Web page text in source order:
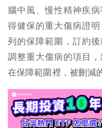
腦中風、慢性精神疾
得健保的重大傷病證
列的保障範圍，訂約
調整重大傷病的項目
在保障範圍裡，被刪減